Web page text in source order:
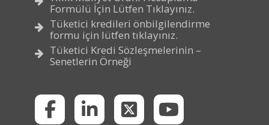
Formülü İçin Lütfen Tıklayınız.
Tüketici kredileri önbilgilendirme
formu için lütfen tıklayınız.
Tüketici Kredi Sözleşmelerinin –
Senetlerin Örneği